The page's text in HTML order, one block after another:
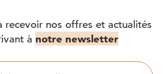
recevoir nos offres et actualités
à notre newsletter